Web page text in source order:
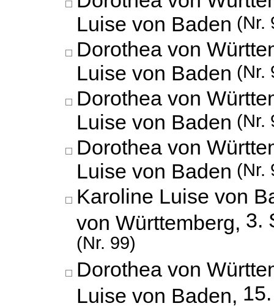
Luise von Baden (Nr.
Dorothea von
Luise von Baden (Nr.
Dorothea von
Luise von Baden (Nr.
Dorothea von
Luise von Baden (Nr.
Karoline Luise von
von Württemberg, 3.
(Nr. 99)
Dorothea von
Luise von Baden,